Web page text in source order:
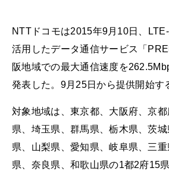
NTTドコモは2015年9月10日、
活用したデータ通信サービス「
阪地域での最大通信速度を
発表した。9月25日から提供開始す
対象地域は、東京都、大阪府、京
県、埼玉県、群馬県、栃木県、茨
県、山梨県、愛知県、岐阜県、三
県、奈良県、和歌山県の1都2府15